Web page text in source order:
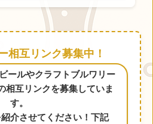
相互リンク募集中！
ールやクラフトブルワリー
相互リンクを募集していま
す。
介させてください！下記